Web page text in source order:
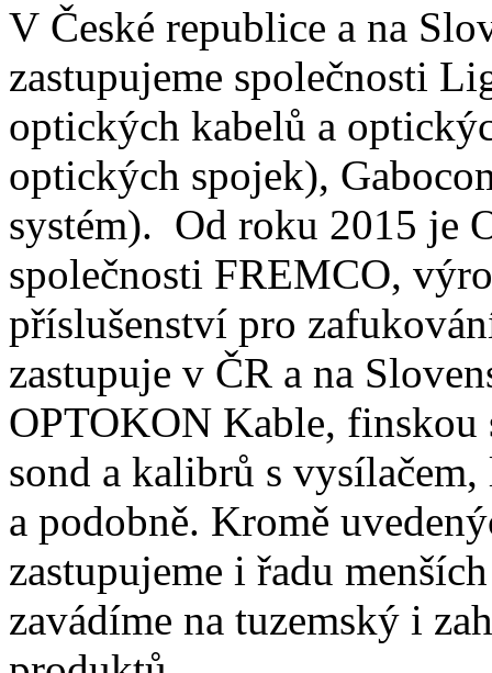
V České republice a na
zastupujeme společnosti
optických kabelů a
optických spojek),
systém). Od roku 2015 je
společnosti FREMCO,
příslušenství pro
zastupuje v ČR a na
OPTOKON Kable,
sond a kalibrů s
a podobně. Kromě
zastupujeme i řadu
zavádíme na tuzemský i